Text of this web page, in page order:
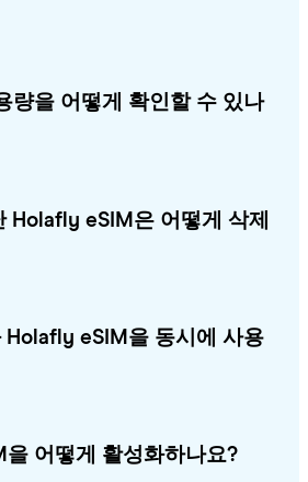
량을 어떻게 확인할 수 있나
Holafly eSIM은 어떻게 삭제
Holafly eSIM을 동시에 사용
을 어떻게 활성화하나요?